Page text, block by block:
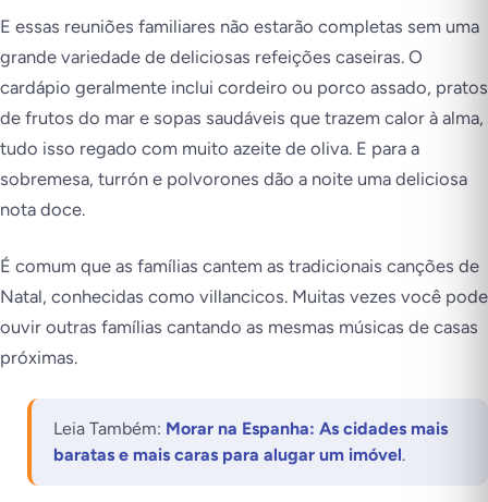
E essas reuniões familiares não estarão completas sem uma
grande variedade de deliciosas refeições caseiras. O
cardápio geralmente inclui cordeiro ou porco assado, pratos
de frutos do mar e sopas saudáveis que trazem calor à alma,
tudo isso regado com muito azeite de oliva. E para a
sobremesa, turrón e polvorones dão a noite uma deliciosa
nota doce.
É comum que as famílias cantem as tradicionais canções de
Natal, conhecidas como villancicos. Muitas vezes você pode
ouvir outras famílias cantando as mesmas músicas de casas
próximas.
Leia Também: Morar na Espanha: As cidades mais
baratas e mais caras para alugar um imóvel.